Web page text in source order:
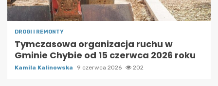
DROGI I REMONTY
Tymczasowa organizacja ruchu w
Gminie Chybie od 15 czerwca 2026 roku
Kamila Kalinowska 9 czerwca 2026 202